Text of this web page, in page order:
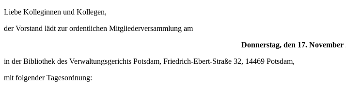
Liebe Kolleginnen und Kollegen,
der Vorstand lädt zur ordentlichen Mitgliederversammlung am
Donnerstag, den 17.
in der Bibliothek des Verwaltungsgerichts Potsdam, Friedrich-Ebert-Straße 32, 14469 Potsdam,
mit folgender Tagesordnung: